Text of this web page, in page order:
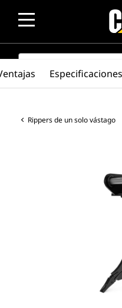
SEARCH
Rippers de un solo vástago
Especificaciones